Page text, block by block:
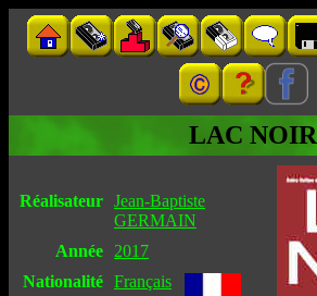
LAC NOIR
Réalisateur Jean-Baptiste
GERMAIN
Année
2017
Nationalité Français